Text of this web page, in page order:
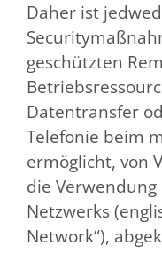
Daher ist
geschützten
Datentransfer
Telefonie beim
ermöglicht, von
die
Netzwerks
Network“),